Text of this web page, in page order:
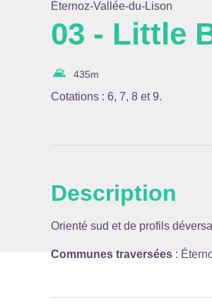
Éternoz-Vallée-du-Lison
03 - Little
435m
Cotations : 6, 7, 8 et 9.
Description
Orienté sud et de profils
Communes traversées :